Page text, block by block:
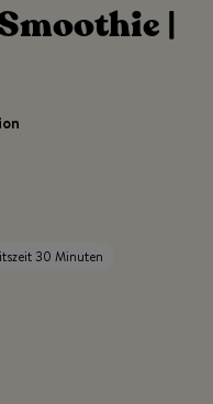
|
30 Minuten